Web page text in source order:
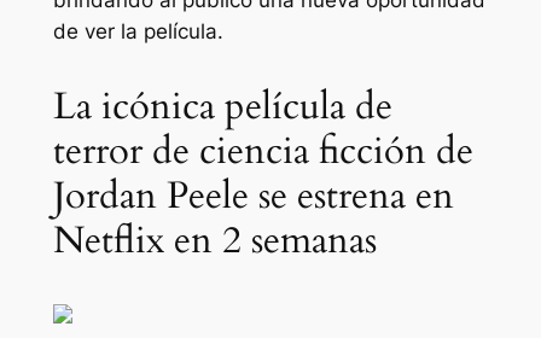
de ver la película.
La icónica película de
terror de ciencia ficción de
Jordan Peele se estrena en
Netflix en 2 semanas